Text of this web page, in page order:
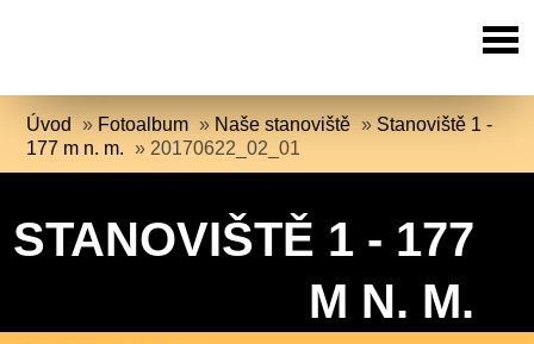
Úvod » Fotoalbum » Naše stanoviště » Stanoviště 1 -
177 m n. m. » 20170622_02_01
STANOVIŠTĚ 1 - 177
M N. M.